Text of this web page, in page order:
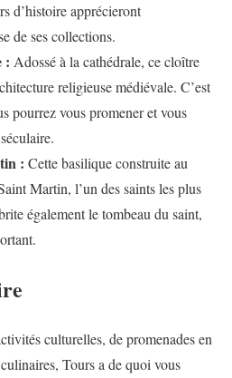
d’histoire apprécieront
de ses collections.
: Adossé à la cathédrale, ce cloître
religieuse médiévale. C’est
pourrez vous promener et vous
: Cette basilique construite au
Martin, l’un des saints les plus
également le tombeau du saint,
culturelles, de promenades en
Tours a de quoi vous